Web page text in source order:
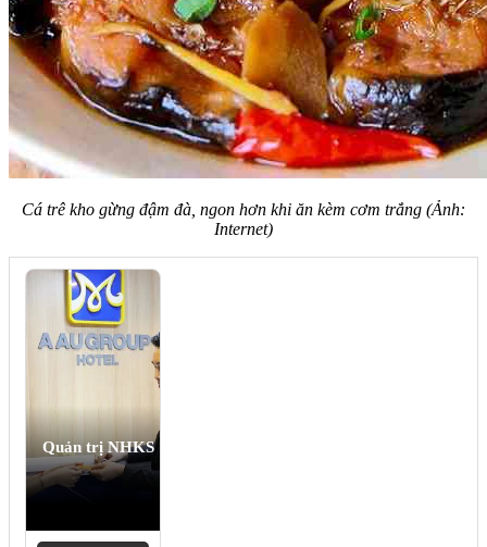
Cá trê kho gừng đậm đà, ngon hơn khi ăn kèm cơm trắng (Ảnh:
Internet)
Quản trị NHKS